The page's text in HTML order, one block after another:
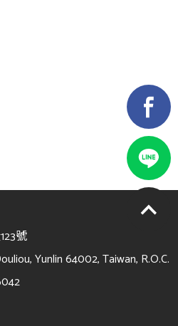
號
Yunlin 64002, Taiwan, R.O.C.